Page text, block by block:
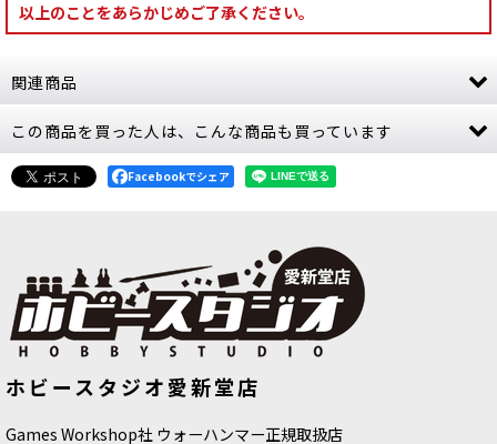
以上のことをあらかじめご了承ください。
関連商品
[コデックス] ケイオス・スペースマリーン 日本語
版[43-01]
8,800円(税込)
ースマリーンの勢力の背景設定、ゲームルール、
イラストやミニチュア作例写真などを収録するハ
ードカバー版書籍（160ページ）。データシート
48種、ケイオス…
ーン [43-20]
1点
この商品を買った人は、こんな商品も買っています
スド[ 43-86]
ス・ライノ
Facebookでシェア
ホビースタジオ愛新堂店
Games Workshop社 ウォーハンマー正規取扱店